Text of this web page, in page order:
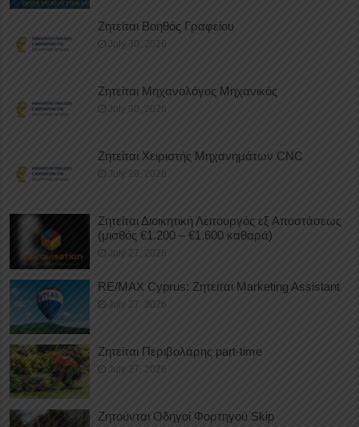
Ζητείται Βοηθός Γραφείου
July 30, 2026
Ζητείται Μηχανολόγος Μηχανικός
July 30, 2026
Ζητείται Χειριστής Μηχανημάτων CNC
July 29, 2026
Ζητείται Διοικητική Λειτουργός εξ Αποστάσεως
(μισθός €1.200 – €1.600 καθαρά)
July 27, 2026
RE/MAX Cyprus: Ζητείται Marketing Assistant
July 27, 2026
Ζητείται Περιβολάρης part-time
July 27, 2026
Ζητούνται Οδηγοί Φορτηγού Skip